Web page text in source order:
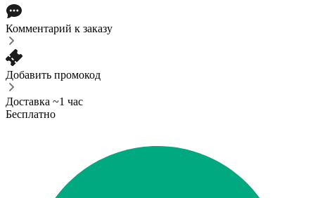
Комментарий к заказу
Добавить промокод
Доставка ~1 час
Бесплатно